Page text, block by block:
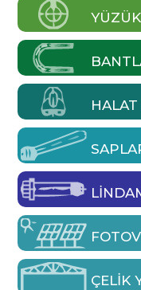
ÇELIK